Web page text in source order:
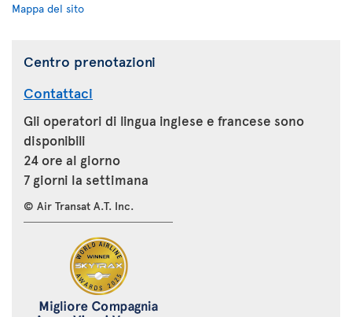
Mappa del sito
Centro prenotazioni
Contattaci
Gli operatori di lingua inglese e francese sono
disponibili
24 ore al giorno
7 giorni la settimana
© Air Transat A.T. Inc.